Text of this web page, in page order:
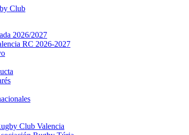
2026/2027
RC 2026-2027
Club Valencia